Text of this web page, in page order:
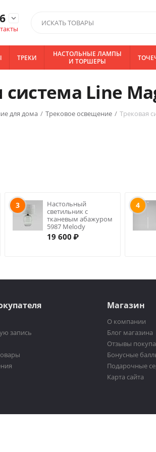
expand_more
ТРЕКИ
НАСТОЛЬНЫЕ ЛАМПЫ
И ТОРШЕРЫ
система Line
для дома / Трековое освещение / Трековая
3
Настольный
светильник с
тканевым абажуром
5987 Melody
19 600 ₽
4
запись
Магазин
О компании
Блог магазина
Отзывы
Бонусные
Подарочные
Карта сайта